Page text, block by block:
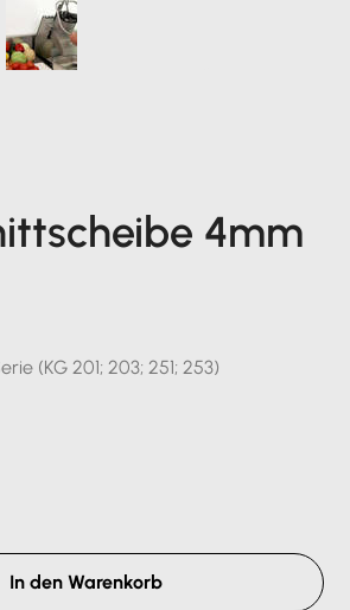
4mm
(KG 201; 203; 251; 253)
In den Warenkorb